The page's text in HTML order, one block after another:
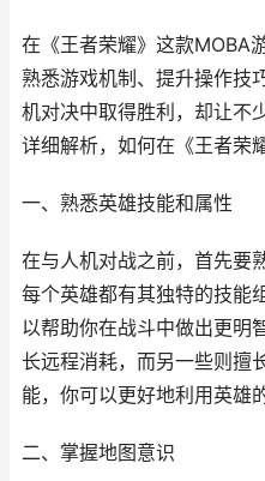
在《王者荣耀》这款MOBA
熟悉游戏机制、提升操作技
机对决中取得胜利，却让不
详细解析，如何在《王者荣
一、熟悉英雄技能和属性
在与人机对战之前，首先要
每个英雄都有其独特的技能
以帮助你在战斗中做出更明
长远程消耗，而另一些则擅
能，你可以更好地利用英雄
二、掌握地图意识